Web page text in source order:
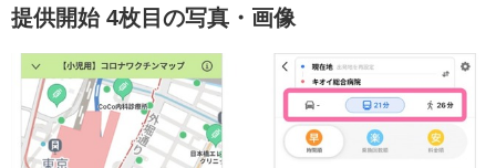
提供開始 4枚目の写真・画像